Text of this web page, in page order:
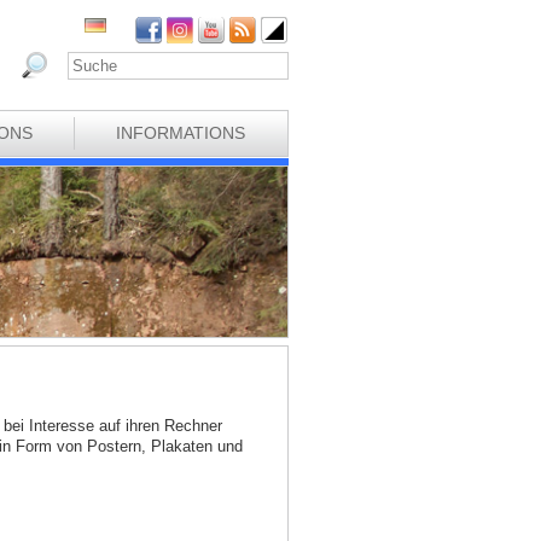
INFORMATIONS
Interesse auf ihren Rechner
Form von Postern, Plakaten und